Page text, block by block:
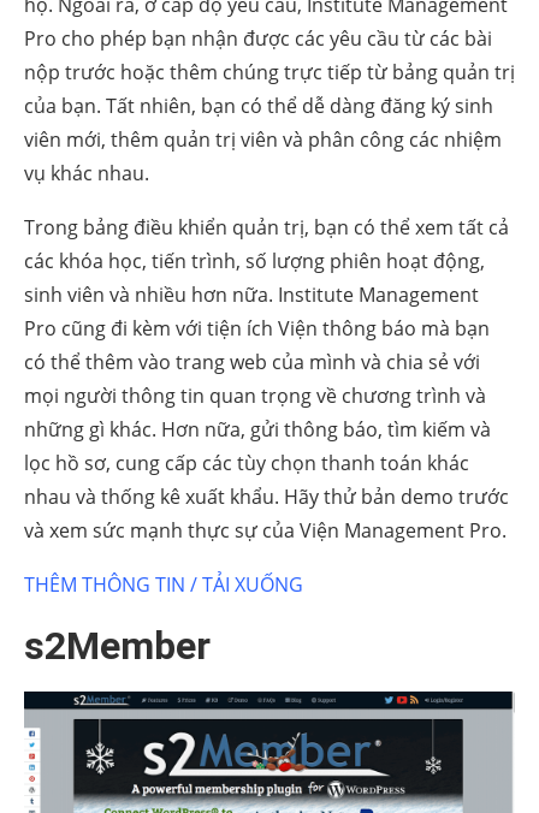
Pro cho phép bạn nhận được các yêu cầu từ các bài
nộp trước hoặc thêm chúng trực tiếp từ bảng quản trị
của bạn. Tất nhiên, bạn có thể dễ dàng đăng ký sinh
viên mới, thêm quản trị viên và phân công các nhiệm
vụ khác nhau.
Trong bảng điều khiển quản trị, bạn có thể xem tất cả
các khóa học, tiến trình, số lượng phiên hoạt động,
sinh viên và nhiều hơn nữa. Institute Management
Pro cũng đi kèm với tiện ích Viện thông báo mà bạn
có thể thêm vào trang web của mình và chia sẻ với
mọi người thông tin quan trọng về chương trình và
những gì khác. Hơn nữa, gửi thông báo, tìm kiếm và
lọc hồ sơ, cung cấp các tùy chọn thanh toán khác
nhau và thống kê xuất khẩu. Hãy thử bản demo trước
và xem sức mạnh thực sự của Viện Management Pro.
THÊM THÔNG TIN / TẢI XUỐNG
s2Member